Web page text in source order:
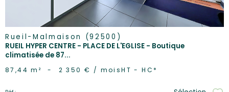
Rueil-Malmaison (92500)
RUEIL HYPER CENTRE - PLACE DE L'EGLISE - Boutique
climatisée de 87...
87,44 m² - 2 350 € / moisHT - HC*